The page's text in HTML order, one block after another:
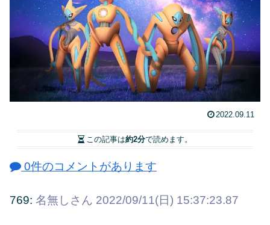
2022.09.11
この記事は約2分で読めます。
0件のコメントがあります
769: 名無しさん 2022/09/11(日) 15:37:23.87